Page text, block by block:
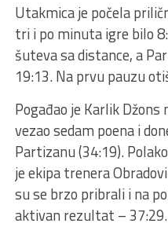
Utakmica je počela
tri i po minuta igre bilo
šuteva sa distance, a
19:13. Na prvu pauzu
Pogađao je Karlik
vezao sedam poena i
Partizanu (34:19).
je ekipa trenera
su se brzo pribrali i na
aktivan rezultat – 37:29.